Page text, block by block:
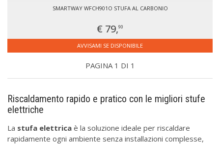
SMARTWAY WFCH901O STUFA AL CARBONIO
€ 79,90
AVVISAMI SE DISPONIBILE
PAGINA 1 DI 1
Riscaldamento rapido e pratico con le migliori stufe
elettriche
La stufa elettrica è la soluzione ideale per riscaldare
rapidamente ogni ambiente senza installazioni complesse,